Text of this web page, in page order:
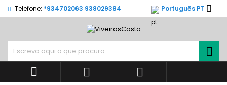
Telefone: *934702063 938029384 Português PT 


 